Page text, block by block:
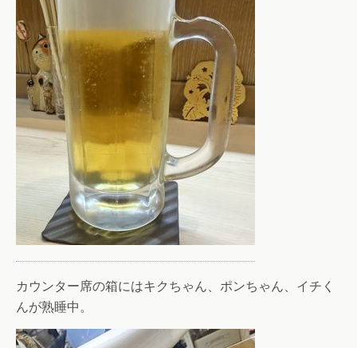
カウンター席の箱にはキクちゃん、ポンちゃん、イチく
んが熟睡中。